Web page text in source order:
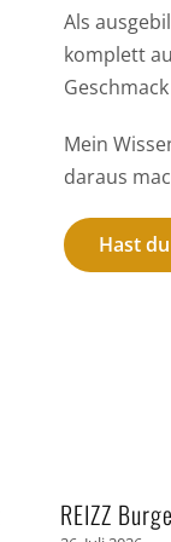
Als
komplett
Mein
daraus
Hast
REIZZ